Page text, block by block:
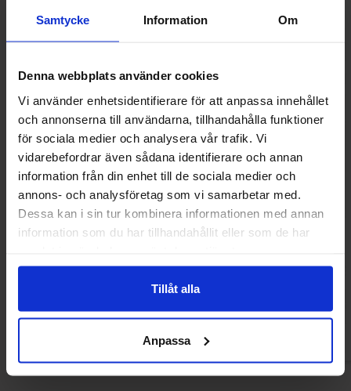
Samtycke Information Om
Denna webbplats använder cookies
Vi använder enhetsidentifierare för att anpassa innehållet
och annonserna till användarna, tillhandahålla funktioner
för sociala medier och analysera vår trafik. Vi
vidarebefordrar även sådana identifierare och annan
information från din enhet till de sociala medier och
annons- och analysföretag som vi samarbetar med.
Dessa kan i sin tur kombinera informationen med annan
information som du har tillhandahållit eller som de har
Tillåt alla
Anpassa
Pringles Everything Bagel 158g
6.99 EUR
Pringles
6.90